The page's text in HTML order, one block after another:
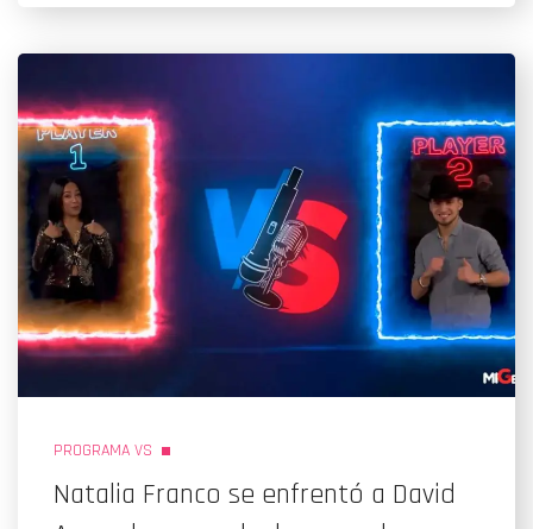
PROGRAMA VS
Natalia Franco se enfrentó a David